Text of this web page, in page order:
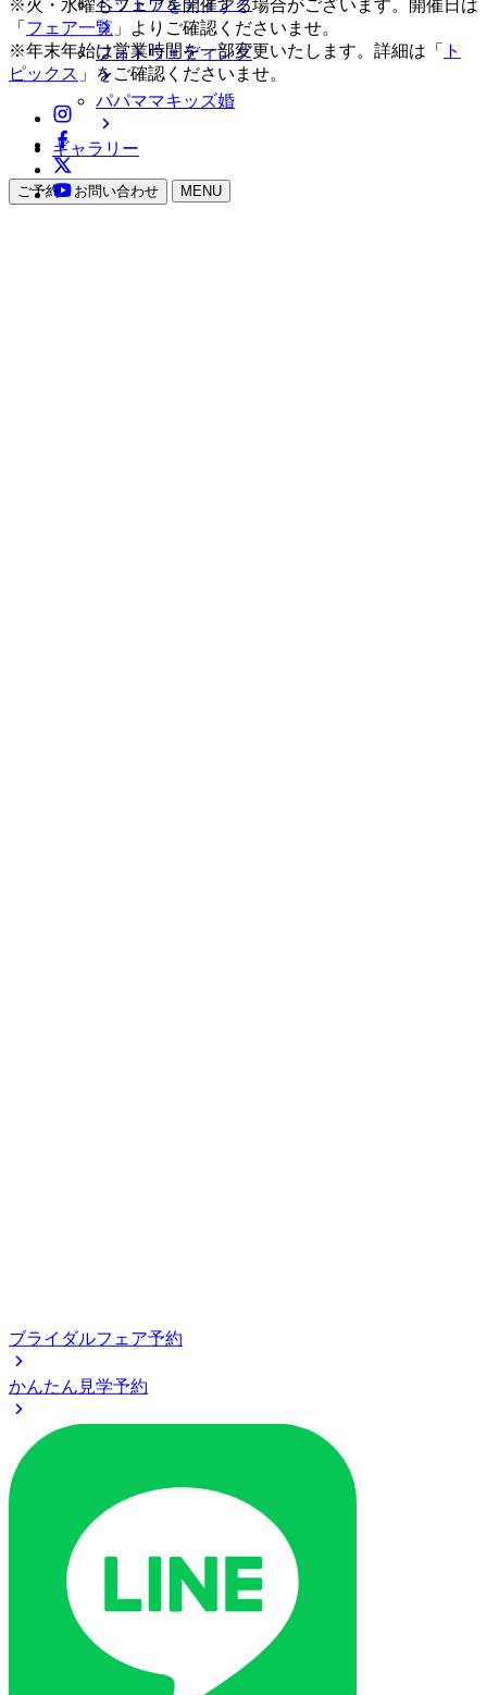
ペットウェディング
フォトウェディング
パパママキッズ婚
ギャラリー
ご予約・お問い合わせ MENU
※火・水曜もフェアを開催する場合がございます。開催日は
「 フェア一覧 」よりご確認くださいませ。
※年末年始は営業時間を一部変更いたします。詳細は「
ト
ピックス 」をご確認くださいませ。
ブライダルフェア予約
かんたん見学予約